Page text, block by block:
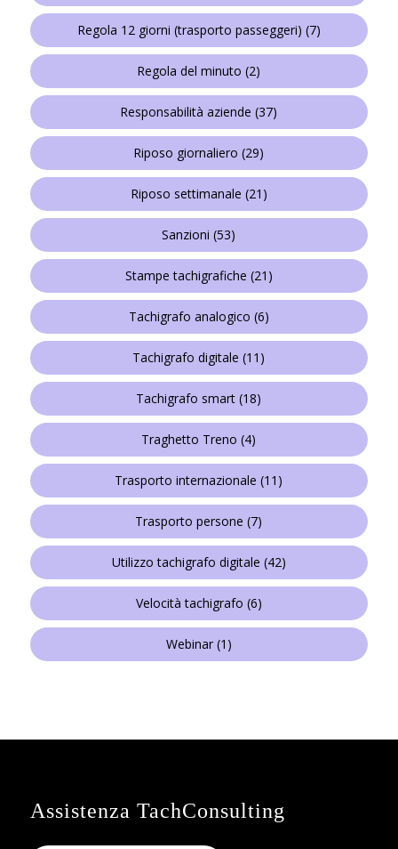
Regola 12 giorni (trasporto passeggeri) (7)
Regola del minuto (2)
Responsabilità aziende (37)
Riposo giornaliero (29)
Riposo settimanale (21)
Sanzioni (53)
Stampe tachigrafiche (21)
Tachigrafo analogico (6)
Tachigrafo digitale (11)
Tachigrafo smart (18)
Traghetto Treno (4)
Trasporto internazionale (11)
Trasporto persone (7)
Utilizzo tachigrafo digitale (42)
Velocità tachigrafo (6)
Webinar(1)
Assistenza TachConsulting